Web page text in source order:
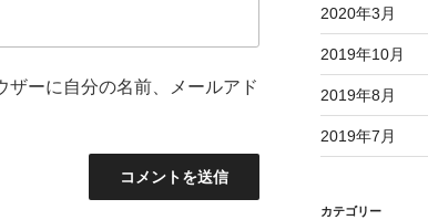
ザーに自分の名前、メールアド
2020年3月
2019年10月
2019年8月
2019年7月
カテゴリー